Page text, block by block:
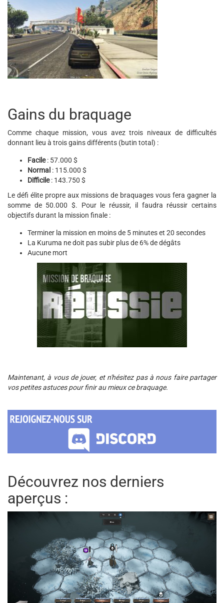
Gains du braquage
Comme chaque mission, vous avez trois niveaux de difficultés
donnant lieu à trois gains différents (butin total) :
Facile: 57.000 $
Normal : 115.000 $
Difficile: 143.750 $
Le défi élite propre aux missions de braquages vous fera gagner la
somme de 50.000 $. Pour le réussir, il faudra réussir certains
objectifs durant la mission finale :
Terminer la mission en moins de 5 minutes et 20 secondes
La Kuruma ne doit pas subir plus de 6% de dégâts
Aucune mort
Maintenant, à vous de jouer, et n'hésitez pas à nous faire partager
vos petites astuces pour finir au mieux ce braquage.
Découvrez nos derniers
aperçus :